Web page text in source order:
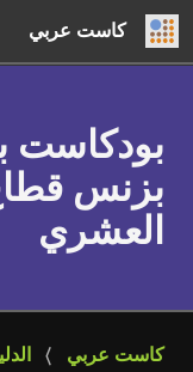
كاست عربي
بزنس
العشري
كاست عربي